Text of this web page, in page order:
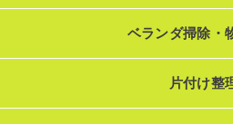
ベランダ掃除・
片付け整